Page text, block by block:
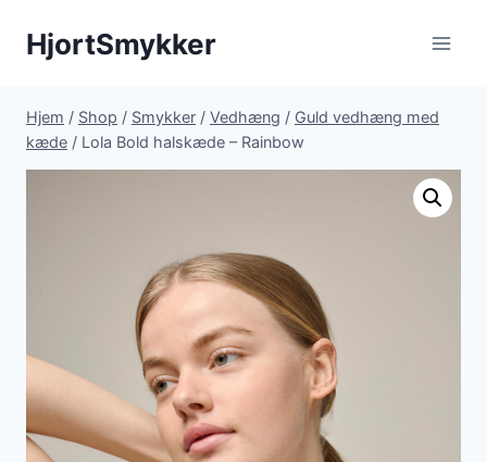
HjortSmykker
Hjem / Shop / Smykker / Vedhæng / Guld vedhæng med
kæde / Lola Bold halskæde – Rainbow